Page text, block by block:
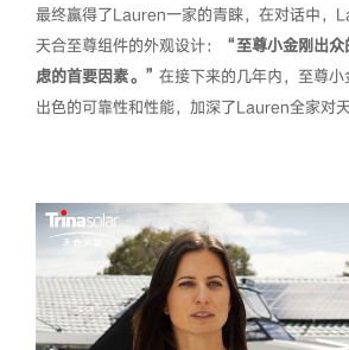
最终赢得了Lauren一家的青睐，在对话中，
天合至尊组件的外观设计：
“至尊小金刚出
虑的首要因素。” 在接下来的几年内，至尊
出色的可靠性和性能，加深了Lauren全家对